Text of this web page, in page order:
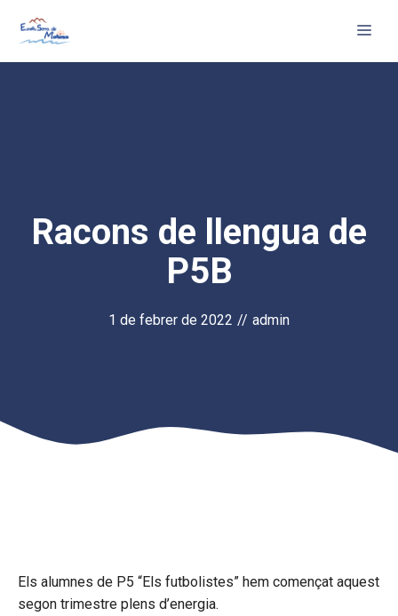
Racons de llengua de
P5B
1 de febrer de 2022 // admin
Els alumnes de P5 “Els futbolistes” hem començat aquest
segon trimestre plens d’energia.